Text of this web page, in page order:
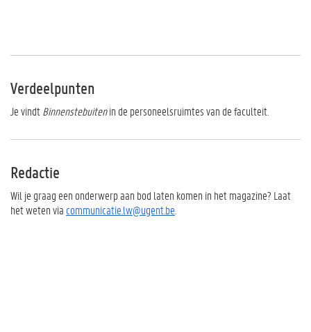
Verdeelpunten
Je vindtBinnenstebuitenin de personeelsruimtes van de faculteit.
Redactie
Wil je graag een onderwerp aan bod laten komen in het magazine? Laat
het weten via communicatie.lw@ugent.be